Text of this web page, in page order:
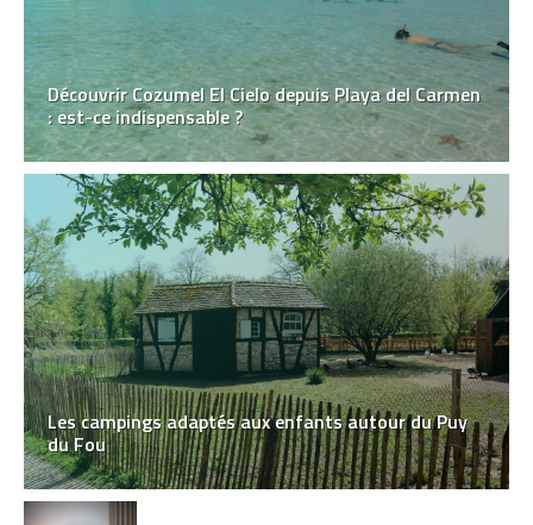
Découvrir Cozumel El Cielo depuis Playa del Carmen
: est-ce indispensable ?
Les campings adaptés aux enfants autour du Puy
du Fou